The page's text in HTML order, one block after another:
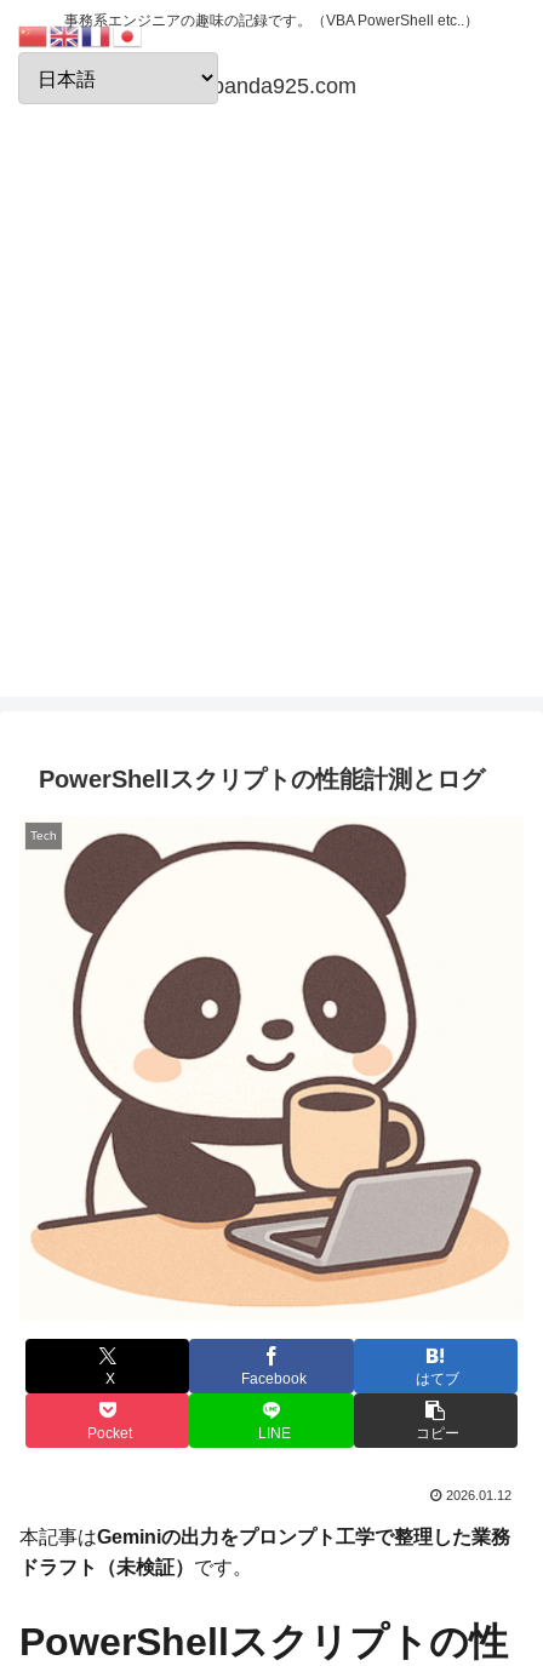
事務系エンジニアの趣味の記録です。（VBA PowerShell etc..）
papanda925.com
PowerShellスクリプトの性能計測とログ
Tech
X Facebook はてブ
Pocket LINE コピー
2026.01.12
本記事はGeminiの出力をプロンプト工学で整理した業務
ドラフト（未検証） です。
PowerShellスクリプトの性